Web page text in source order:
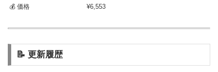
💰 価格
¥6,553
📝 更新履歴